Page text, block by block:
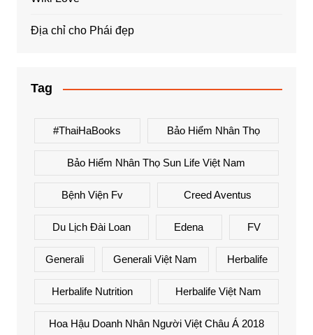
Địa chỉ cho Phái đẹp
Tag
#ThaiHaBooks Bảo Hiểm Nhân Thọ
Bảo Hiểm Nhân Thọ Sun Life Việt Nam
Bệnh Viện Fv Creed Aventus
Du Lịch Đài Loan Edena FV
Generali Generali Việt Nam Herbalife
Herbalife Nutrition Herbalife Việt Nam
Hoa Hậu Doanh Nhân Người Việt Châu Á 2018